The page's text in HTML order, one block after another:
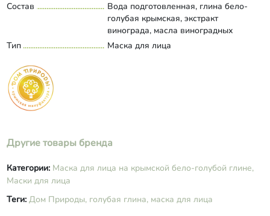
Состав
Вода подготовленная, глина бело-
голубая крымская, экстракт
винограда, масла виноградных
косточек граната, эфиры
эфирные масла апельсина, герани и
нероли, витамин е.
Развернуть состав
Тип Маска для лица
Другие товары бренда
Категории: Маска для лица на крымской бело-голубой глине,
Маски для лица
Теги: Дом Природы, голубая глина, маска для лица